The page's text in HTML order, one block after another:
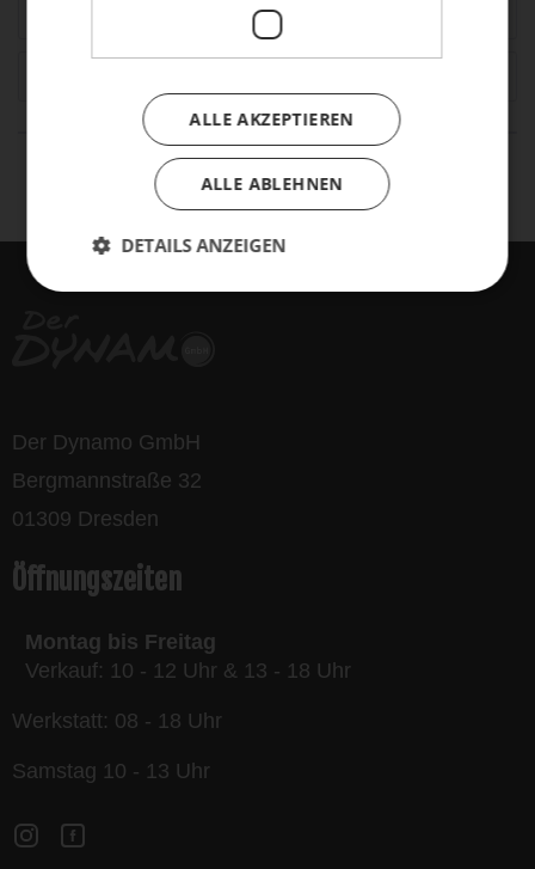
life is too short - to ride shit
bikes
Der Dynamo GmbH
Bergmannstraße 32
01309 Dresden
Öffnungszeiten
Montag bis Freitag
Verkauf: 10 - 12 Uhr & 13 - 18 Uhr
Werkstatt: 08 - 18 Uhr
Samstag 10 - 13 Uhr
ALLE AKZEPTIEREN
ALLE ABLEHNEN
DETAILS ANZEIGEN